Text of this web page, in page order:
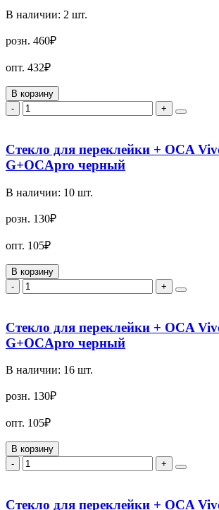
В наличии: 2 шт.
розн. 460₽
опт. 432₽
В корзину
-
+
Стекло для переклейки + OCA
G+OCApro черный
В наличии: 10 шт.
розн. 130₽
опт. 105₽
В корзину
-
+
Стекло для переклейки + OCA
G+OCApro черный
В наличии: 16 шт.
розн. 130₽
опт. 105₽
В корзину
-
+
Стекло для переклейки + OCA